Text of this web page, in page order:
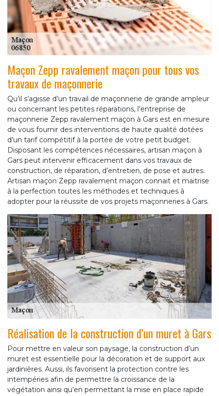
Maçon Zepp ravalement maçon pour tous vos
travaux de maçonnerie
Qu’il s’agisse d’un travail de maçonnerie de grande ampleur
ou concernant les petites réparations, l’entreprise de
maçonnerie Zepp ravalement maçon à Gars est en mesure
de vous fournir des interventions de haute qualité dotées
d’un tarif compétitif à la portée de votre petit budget.
Disposant les compétences nécessaires, artisan maçon à
Gars peut intervenir efficacement dans vos travaux de
construction, de réparation, d’entretien, de pose et autres.
Artisan maçon Zepp ravalement maçon connait et maitrise
à la perfection toutes les méthodes et techniques à
adopter pour la réussite de vos projets maçonneries à Gars.
Réalisation de la construction d’un muret à Gars
Pour mettre en valeur son paysage, la construction d’un
muret est essentielle pour la décoration et de support aux
jardinières. Aussi, ils favorisent la protection contre les
intempéries afin de permettre la croissance de la
végétation ainsi qu’en permettant la mise en place rapide